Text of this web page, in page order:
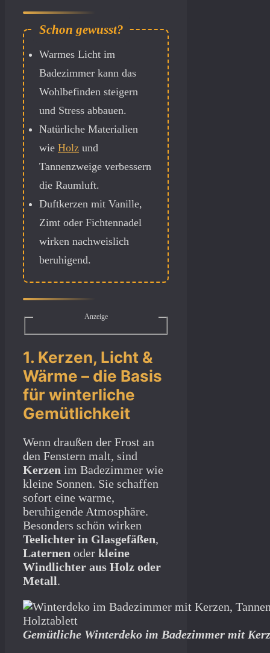
Warmes Licht im
Badezimmer kann das
Wohlbefinden steigern
und Stress abbauen.
Natürliche Materialien
wie Holz und
Tannenzweige verbessern
die Raumluft.
Duftkerzen mit Vanille,
Zimt oder Fichtennadel
wirken nachweislich
beruhigend.
Anzeige
1. Kerzen, Licht &
Wärme – die Basis
für winterliche
Gemütlichkeit
Wenn draußen der Frost an
den Fenstern malt, sind
Kerzen im Badezimmer wie
kleine Sonnen. Sie schaffen
sofort eine warme,
beruhigende Atmosphäre.
Besonders schön wirken
Teelichter in Glasgefäßen,
Laternen oder kleine
Windlichter aus Holz oder
Metall.
Gemütliche Winterdeko im Badezimmer mit